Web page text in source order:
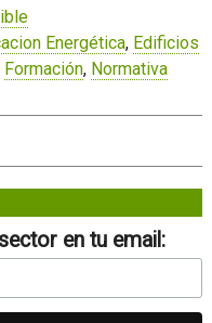
Energética, Edificios
Formación, Normativa
en tu email: